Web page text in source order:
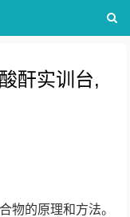
酐实训台,
物的原理和方法。